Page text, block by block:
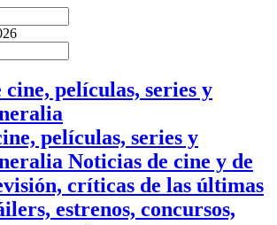
películas, series y
Noticias de cine y de
críticas de las últimas
estrenos, concursos,